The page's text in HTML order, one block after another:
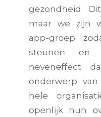
gezondheid.
maar we zijn
app-groep
steunen en
neveneffect
onderwerp
hele
openlijk hun